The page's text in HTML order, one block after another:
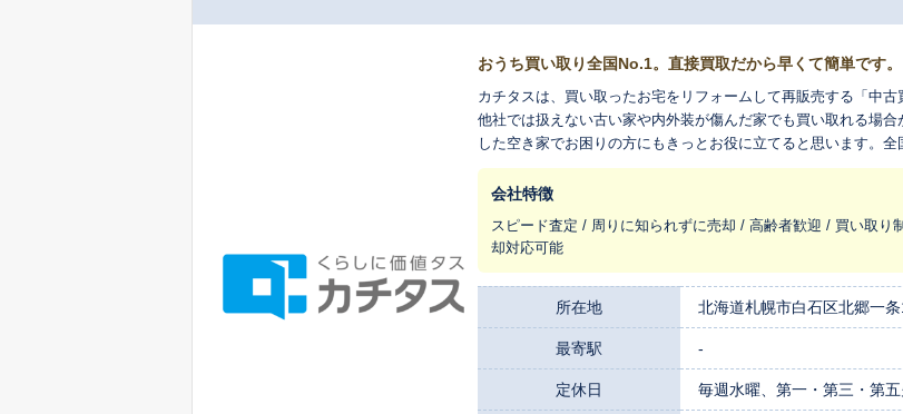
おうち買い取り全国No.1。直接買取だから早くて簡単です。
カチタスは、買い取ったお宅をリフォームして再販売する「中
他社では扱えない古い家や内外装が傷んだ家でも買い取れる場
した空き家でお困りの方にもきっとお役に立てると思います。
まれ変わらせ、長く住みつなぐお手伝いをさせてください。
会社特徴
スピード査定 / 周りに知られずに売却 / 高齢者歓迎 / 買い取
却対応可能
所在地 北海道札幌市白石区北郷一
最寄駅 -
定休日 毎週水曜、第一・第三・第